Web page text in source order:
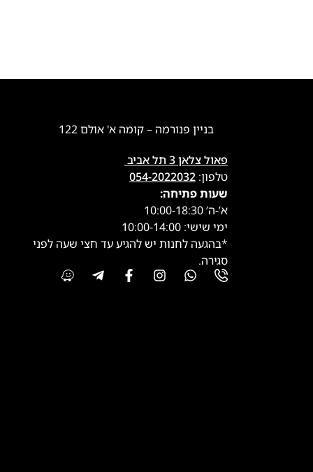
בניין פנורמה – קומה א' אולם 122
פאול צלאן 3 תל אביב
טלפון: 054-2022032
שעות פתיחה:
א’-ה’ 10:00-18:30
ימי שישי: 10:00-14:00
*בהגעה לחנות יש להגיע עד חצי שעה לפני
סגירה.